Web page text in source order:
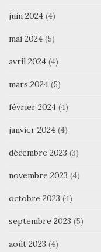
juin 2024 (4)
mai 2024 (5)
avril 2024 (4)
mars 2024 (5)
février 2024 (4)
janvier 2024 (4)
décembre 2023 (3)
novembre 2023 (4)
octobre 2023 (4)
septembre 2023 (5)
août 2023 (4)